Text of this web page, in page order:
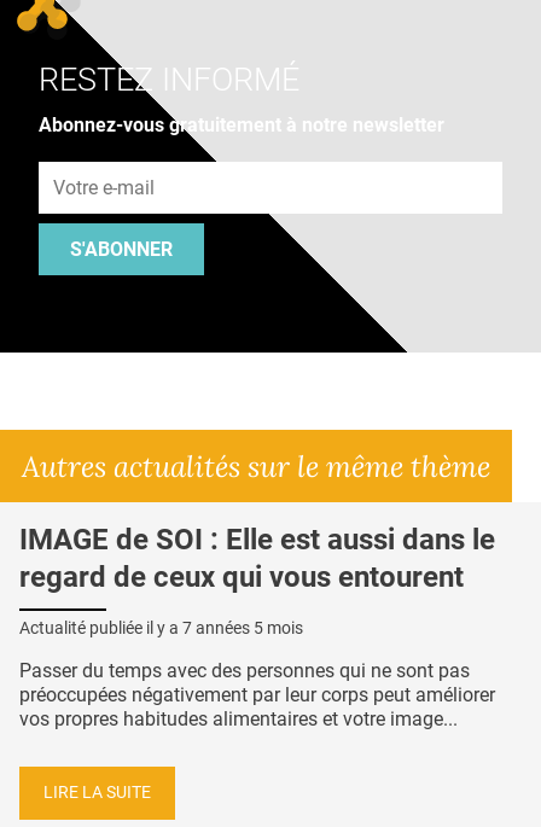
RESTEZ INFORMÉ
Abonnez-vous gratuitement à notre newsletter
S'ABONNER
Autres actualités sur le même thème
IMAGE de SOI : Elle est aussi dans le
regard de ceux qui vous entourent
Actualité publiée il y a 7 années 5 mois
Passer du temps avec des personnes qui ne sont pas
préoccupées négativement par leur corps peut améliorer
vos propres habitudes alimentaires et votre image...
LIRE LA SUITE